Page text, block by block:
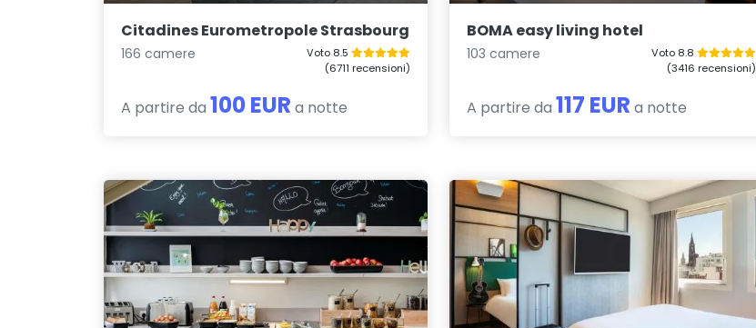
Citadines Eurometropole Strasbourg
166 camere
Voto 8.5
(6711 recensioni)
A partire da100 EUR a notte
BOMA easy living hotel
103 camere
Voto 8.8
(3416 recensioni)
A partire da117 EUR a notte